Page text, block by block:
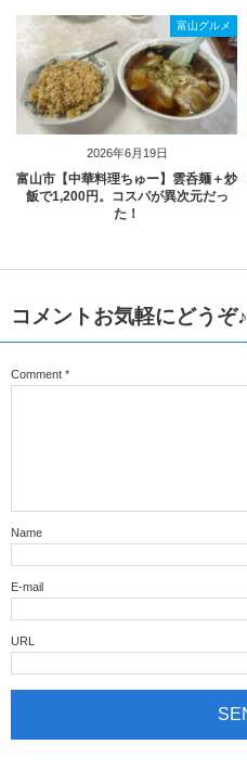
2026年6月19日
富山グルメ
富山市【中華料理ちゅー】雲呑麺＋炒
飯で1,200円。コスパが異次元だっ
た！
コメントお気軽にどうぞ♪
Comment *
Name
E-mail
URL